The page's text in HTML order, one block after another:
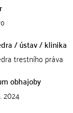
/ ústav / klinika
trestního práva
obhajoby
2024